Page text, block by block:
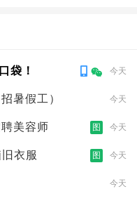
袋！ 今天
暑假工） 今天
美容师 图 今天
衣服 图 今天
今天